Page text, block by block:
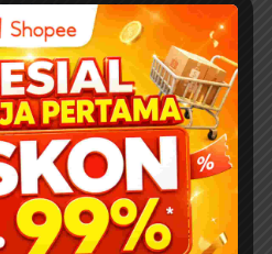
Belajar Mengenal Nama-
Nama Musim di Dunia:
PETUALANGAN KIKO
MENJELAJAHI 6 MUSIM DI
DUNIA
DOWNLOAD PAKET 1001
WORKSHEETS PAUD...
Mengenal Jenis Kaki
Binatang: Petualangan Rara
di Hutan Ajaib
DOWNLOAD PAKET 1001
WORKSHEETS PAUD...